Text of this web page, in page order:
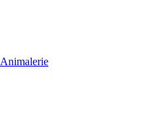
Animalerie